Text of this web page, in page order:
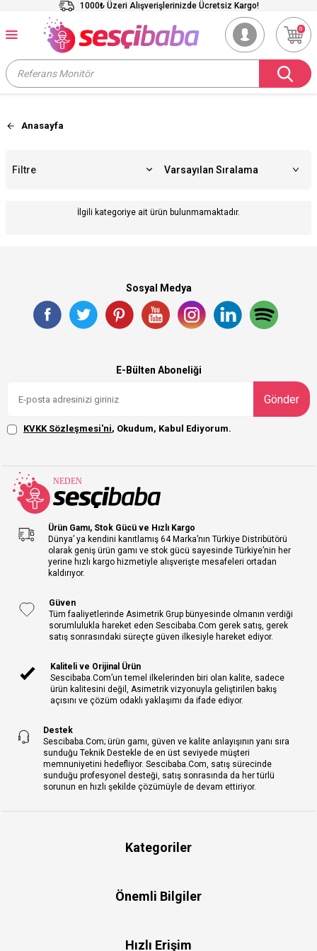
1000₺ Üzeri Alışverişlerinizde Ücretsiz Kargo!
0
Anasayfa
Filtre
İlgili kategoriye ait ürün bulunmamaktadır.
Sosyal Medya
E-Bülten Aboneliği
Gönder
KVKK Sözleşmesi'ni, Okudum, Kabul Ediyorum.
Ürün Gamı, Stok Gücü ve Hızlı Kargo
Dünya’ ya kendini kanıtlamış 64 Marka’nın Türkiye Distribütörü
olarak geniş ürün gamı ve stok gücü sayesinde Türkiye’nin her
yerine hızlı kargo hizmetiyle alışverişte mesafeleri ortadan
kaldırıyor.
Güven
Tüm faaliyetlerinde Asimetrik Grup bünyesinde olmanın verdiği
sorumlulukla hareket eden Sescibaba.Com gerek satış, gerek
satış sonrasındaki süreçte güven ilkesiyle hareket ediyor.
Kaliteli ve Orijinal Ürün
Sescibaba.Com’un temel ilkelerinden biri olan kalite, sadece
ürün kalitesini değil, Asimetrik vizyonuyla geliştirilen bakış
açısını ve çözüm odaklı yaklaşımı da ifade ediyor.
Destek
Sescibaba.Com; ürün gamı, güven ve kalite anlayışının yanı sıra
sunduğu Teknik Destekle de en üst seviyede müşteri
memnuniyetini hedefliyor. Sescibaba.Com, satış sürecinde
sunduğu profesyonel desteği, satış sonrasında da her türlü
sorunun en hızlı şekilde çözümüyle de devam ettiriyor.
Kategoriler
Önemli Bilgiler
Hızlı Erişim